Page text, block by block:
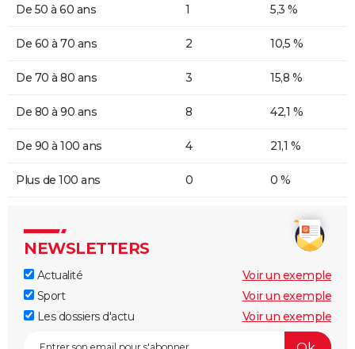
De 50 à 60 ans 1 5,3 %
De 60 à 70 ans 2 10,5 %
De 70 à 80 ans 3 15,8 %
De 80 à 90 ans 8 42,1 %
De 90 à 100 ans 4 21,1 %
Plus de 100 ans 0 0 %
NEWSLETTERS
Actualité
Voir un exemple
Sport
Voir un exemple
Les dossiers d'actu
Voir un exemple